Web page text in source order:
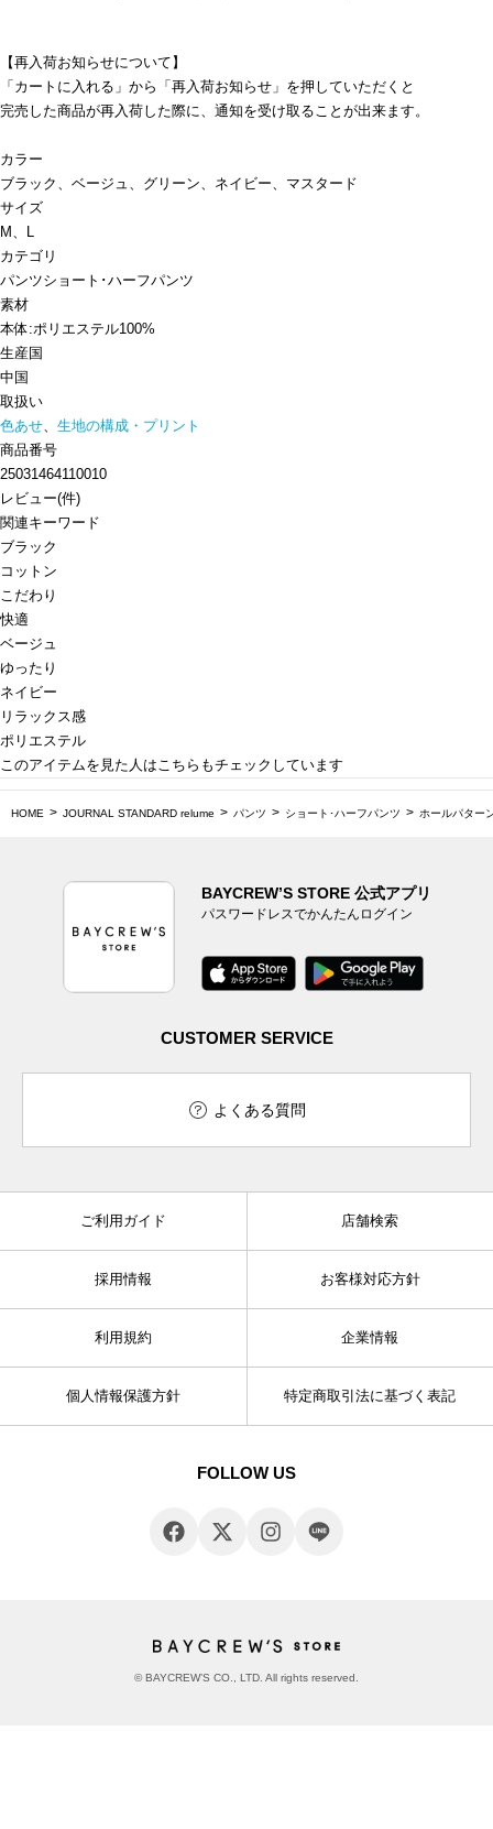
【再入荷お知らせについて】
「カートに入れる」から「再入荷お知らせ」を押していただくと
完売した商品が再入荷した際に、通知を受け取ることが出来ます。
カラー
ブラック、ベージュ、グリーン、ネイビー、マスタード
サイズ
M、L
カテゴリ
パンツショート･ハーフパンツ
素材
本体:ポリエステル100%
生産国
中国
取扱い
色あせ、 生地の構成・プリント
商品番号
25031464110010
レビュー(件)
関連キーワード
ブラック
コットン
こだわり
快適
ベージュ
ゆったり
ネイビー
リラックス感
ポリエステル
このアイテムを見た人はこちらもチェックしています
HOME JOURNAL STANDARD relume パンツ ショート･ハーフパンツ ホールパター
BAYCREW’S STORE 公式アプリ
パスワードレスでかんたんログイン
CUSTOMER SERVICE
よくある質問
ご利用ガイド 店舗検索
採用情報 お客様対応方針
利用規約 企業情報
個人情報保護方針 特定商取引法に基づく表記
FOLLOW US
© BAYCREW’S CO., LTD. All rights reserved.